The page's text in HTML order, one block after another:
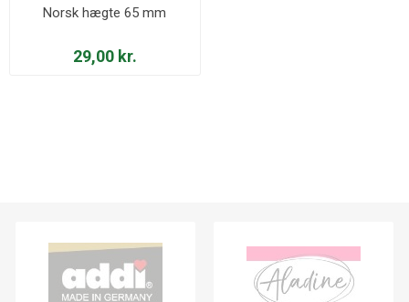
Norsk hægte 65 mm
29,00 kr.